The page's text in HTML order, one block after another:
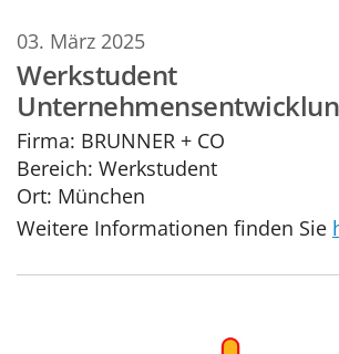
03. März 2025
Werkstudent
Firma: BRUNNER + CO
Bereich: Werkstudent
Ort: München
Weitere Informationen finden Sie